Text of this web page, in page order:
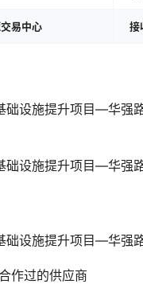
易中心 接
础设施提升项目—华强
础设施提升项目—华强
础设施提升项目—华强
作过的供应商